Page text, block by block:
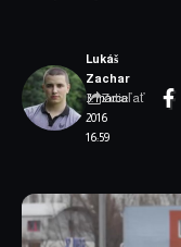
3. marca
2016
16:59
Lukáš
Zachar
Zdieľať